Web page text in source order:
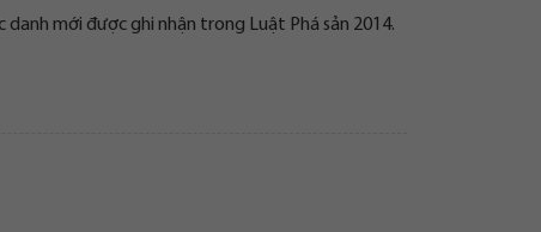
mới được ghi nhận trong Luật Phá sản 2014.